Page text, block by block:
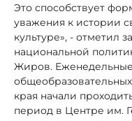
Это способствует
уважения к истории
культуре», - отметил
национальной
Жиров.
края начали
период в Центре им.